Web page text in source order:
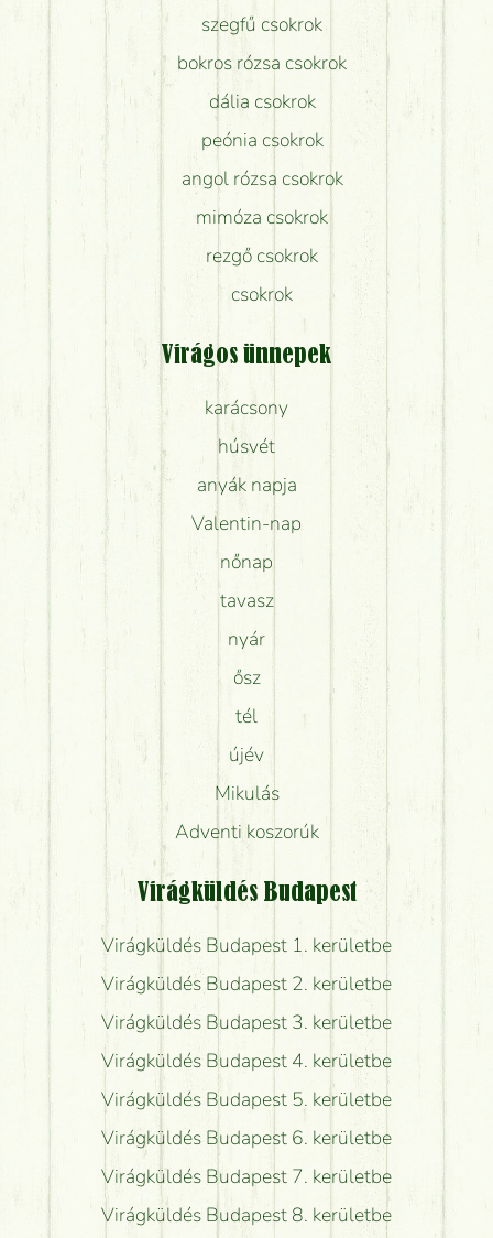
szegfű csokrok
bokros rózsa csokrok
dália csokrok
peónia csokrok
angol rózsa csokrok
mimóza csokrok
rezgő csokrok
csokrok
Virágos ünnepek
karácsony
húsvét
anyák napja
Valentin-nap
nőnap
tavasz
nyár
ősz
tél
újév
Mikulás
Adventi koszorúk
Virágküldés Budapest
Virágküldés Budapest 1. kerületbe
Virágküldés Budapest 2. kerületbe
Virágküldés Budapest 3. kerületbe
Virágküldés Budapest 4. kerületbe
Virágküldés Budapest 5. kerületbe
Virágküldés Budapest 6. kerületbe
Virágküldés Budapest 7. kerületbe
Virágküldés Budapest 8. kerületbe